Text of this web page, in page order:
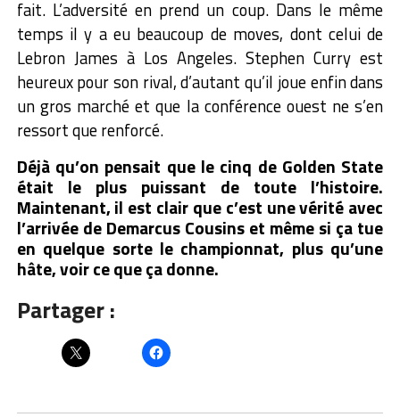
fait. L’adversité en prend un coup. Dans le même
temps il y a eu beaucoup de moves, dont celui de
Lebron James à Los Angeles. Stephen Curry est
heureux pour son rival, d’autant qu’il joue enfin dans
un gros marché et que la conférence ouest ne s’en
ressort que renforcé.
Déjà qu’on pensait que le cinq de Golden State
était le plus puissant de toute l’histoire.
Maintenant, il est clair que c’est une vérité avec
l’arrivée de Demarcus Cousins et même si ça tue
en quelque sorte le championnat, plus qu’une
hâte, voir ce que ça donne.
Partager :